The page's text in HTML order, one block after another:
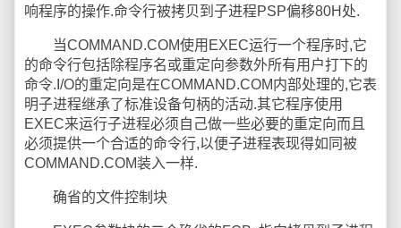
响程序的操作.命令行被拷贝到子进程PSP偏移80H处.
当COMMAND.COM使用EXEC运行一个程序时,它
的命令行包括除程序名或重定向参数外所有用户打下的
命令.I/O的重定向是在COMMAND.COM内部处理的,它表
明子进程继承了标准设备句柄的活动.其它程序使用
EXEC来运行子进程必须自己做一些必要的重定向而且
必须提供一个合适的命令行,以便子进程表现得如同被
COMMAND.COM装入一样.
确省的文件控制块